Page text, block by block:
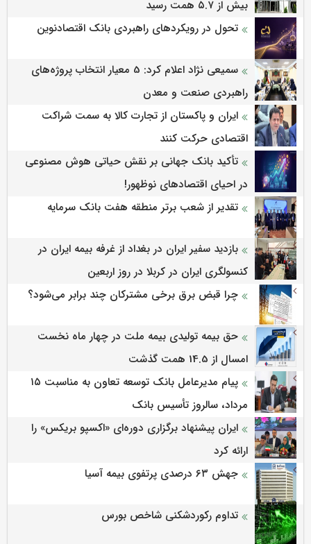
بیش از ۵.۷ همت رسید
تحول در رویکردهای راهبردی بانک اقتصادنوین
سمیعی‌ نژاد اعلام کرد: 5 معیار انتخاب پروژه‌های
راهبردی صنعت و معدن
ایران و پاکستان از تجارت کالا به سمت شراکت
اقتصادی حرکت کنند
تأکید بانک جهانی بر نقش حیاتی هوش مصنوعی
در احیای اقتصادهای نوظهور!
تقدیر از شعب برتر منطقه هفت بانک سرمایه
بازدید سفیر ایران در بغداد از غرفه بیمه ایران در
کنسولگری ایران در کربلا در روز اربعین
چرا قبض برق برخی مشترکان چند برابر می‌شود؟
حق بیمه تولیدی بیمه ملت در چهار ماه نخست
امسال از 14.5 همت گذشت
پیام مدیرعامل بانک توسعه تعاون به مناسبت ۱۵
مرداد، سالروز تأسیس بانک
ایران پیشنهاد برگزاری دوره‌ای «اکسپو بریکس» را
ارائه کرد
جهش ۶۳ درصدی پرتفوی بیمه آسیا
تداوم رکوردشکنی شاخص بورس